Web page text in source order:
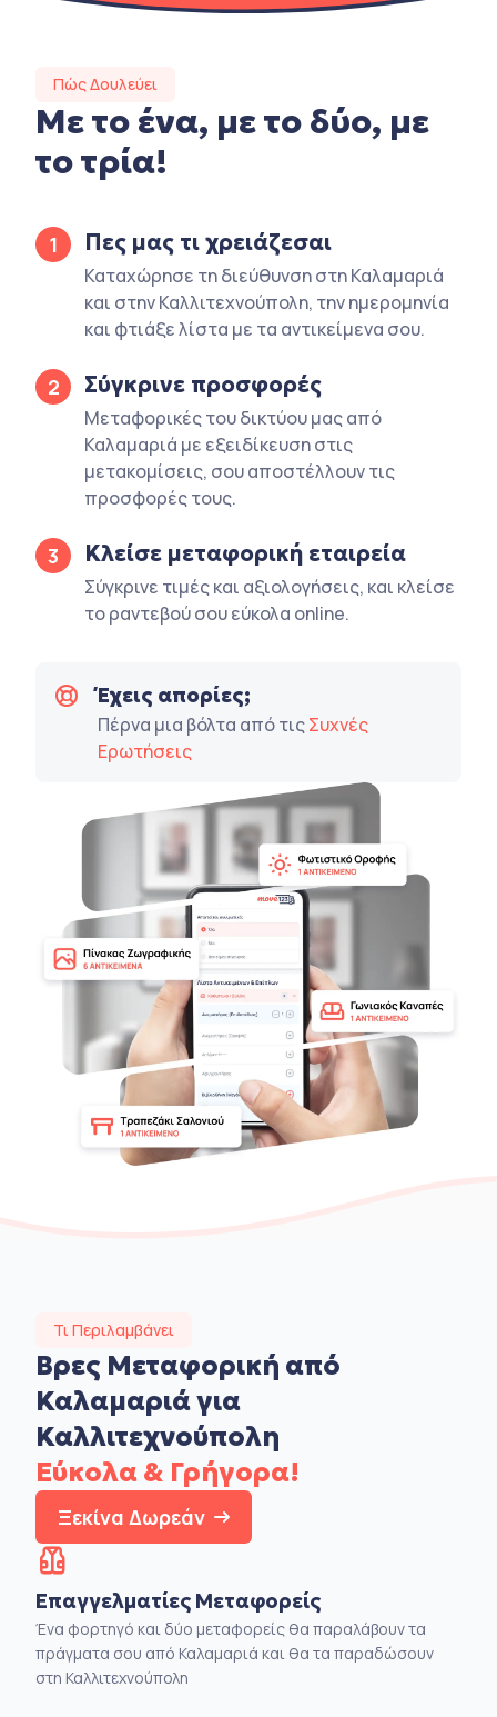
Πώς Δουλεύει
Με το ένα, με το δύο, με
το τρία!
1 Πες μας τι χρειάζεσαι
Καταχώρησε τη διεύθυνση στη Καλαμαριά
και στην Καλλιτεχνούπολη, την ημερομηνία
και φτιάξε λίστα με τα αντικείμενα σου.
2 Σύγκρινε προσφορές
Μεταφορικές του δικτύου μας από
Καλαμαριά με εξειδίκευση στις
μετακομίσεις, σου αποστέλλουν τις
προσφορές τους.
3 Κλείσε μεταφορική εταιρεία
Σύγκρινε τιμές και αξιολογήσεις, και κλείσε
το ραντεβού σου εύκολα online.
Έχεις απορίες;
Πέρνα μια βόλτα από τιςΣυχνές
Ερωτήσεις
Τι Περιλαμβάνει
Βρες Μεταφορική από
Καλαμαριά για
Καλλιτεχνούπολη
Εύκολα & Γρήγορα!
Ξεκίνα Δωρεάν
Επαγγελματίες Μεταφορείς
Ένα φορτηγό και δύο μεταφορείς θα παραλάβουν τα
πράγματα σου από Καλαμαριά και θα τα παραδώσουν
στη Καλλιτεχνούπολη